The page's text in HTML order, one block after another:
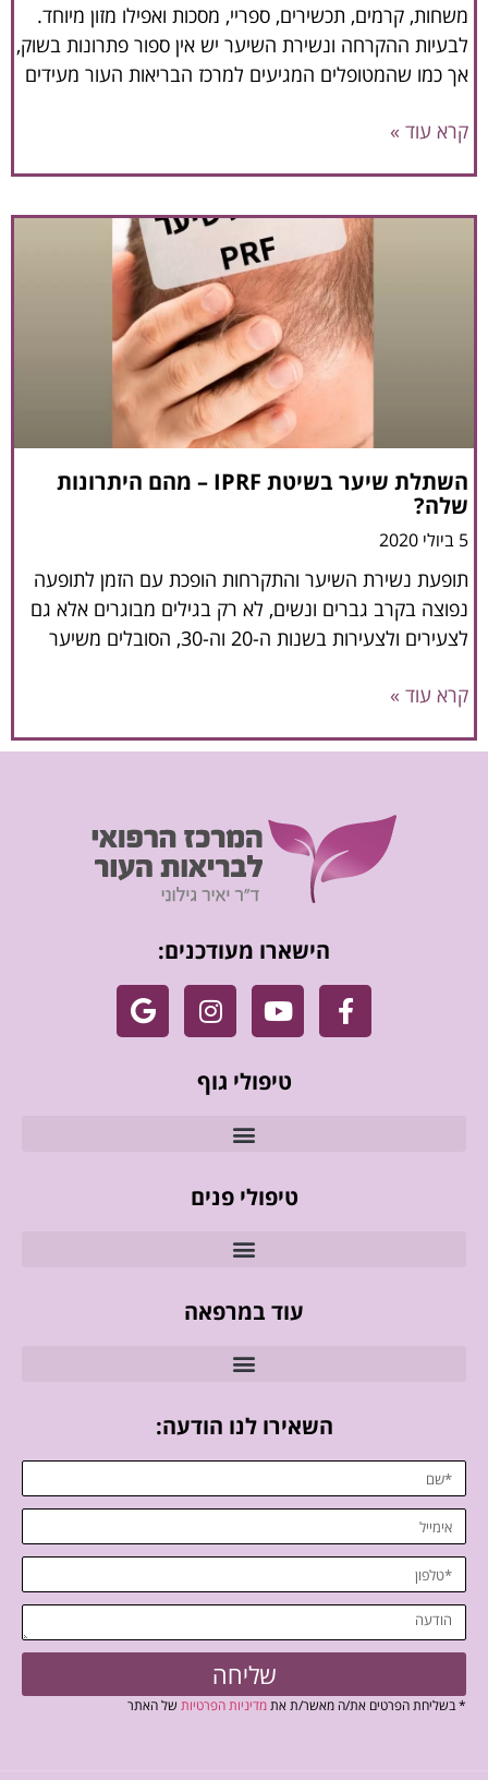
משחות, קרמים, תכשירים, ספריי, מסכות ואפילו מזון מיוחד.
לבעיות ההקרחה ונשירת השיער יש אין ספור פתרונות בשוק,
אך כמו שהמטופלים המגיעים למרכז הבריאות העור מעידים
קרא עוד »
השתלת שיער בשיטת IPRF – מהם היתרונות
שלה?
5 ביולי 2020
תופעת נשירת השיער והתקרחות הופכת עם הזמן לתופעה
נפוצה בקרב גברים ונשים, לא רק בגילים מבוגרים אלא גם
לצעירים ולצעירות בשנות ה-20 וה-30, הסובלים משיער
קרא עוד »
הישארו מעודכנים:
טיפולי גוף
טיפולי פנים
עוד במרפאה
השאירו לנו הודעה:
שליחה
* בשליחת הפרטים את/ה מאשר/ת אתמדיניות הפרטיות של האתר